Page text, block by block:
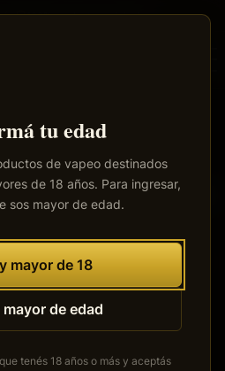
tu edad
de vapeo destinados
de 18 años. Para ingresar,
sos mayor de edad.
mayor de 18
de edad
tenés 18 años o más y aceptás
· 100% productos originales
proyectos
Nuestra tienda está en
abrirá sus puertas.